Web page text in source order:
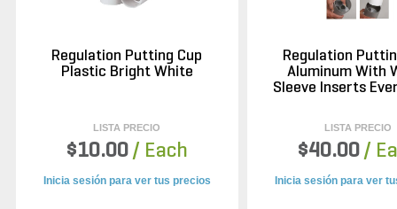
Regulation Putting Cup
Plastic Bright White
LISTA PRECIO
$10.00 / Each
Inicia sesión para ver tus precios
Regulation
Aluminum With
Sleeve Inserts
LISTA PRECIO
$40.00 /
Inicia sesión para ver